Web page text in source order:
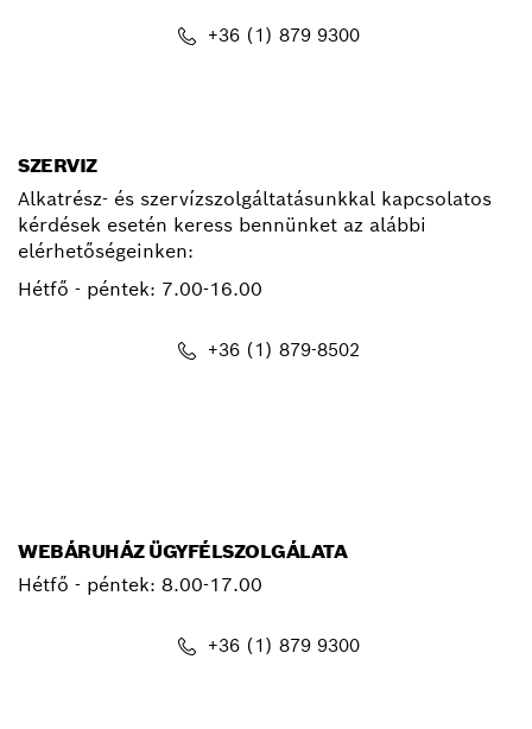
+36 (1) 879 9300
SZERVIZ
Alkatrész- és szervízszolgáltatásunkkal kapcsolatos
kérdések esetén keress bennünket az alábbi
elérhetőségeinken:
Hétfő - péntek: 7.00-16.00
+36 (1) 879-8502
WEBÁRUHÁZ ÜGYFÉLSZOLGÁLATA
Hétfő - péntek: 8.00-17.00
+36 (1) 879 9300